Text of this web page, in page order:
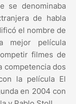
se denominaba
de habla
el nombre de
mejor película
filmes de
competencia dos
la película El
en 2004 con